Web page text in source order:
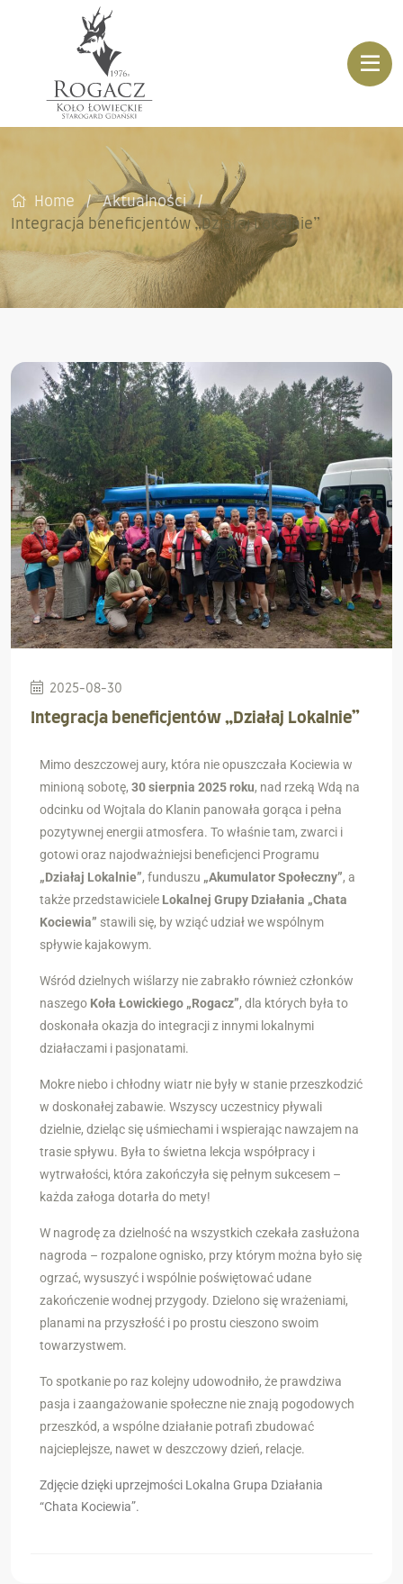
Home
Aktualności
Integracja beneficjentów „Działaj Lokalnie”
2025-08-30
Integracja beneficjentów „Działaj Lokalnie”
Mimo deszczowej aury, która nie opuszczała Kociewia w
minioną sobotę, 30 sierpnia 2025 roku, nad rzeką Wdą na
odcinku od Wojtala do Klanin panowała gorąca i pełna
pozytywnej energii atmosfera. To właśnie tam, zwarci i
gotowi oraz najodważniejsi beneficjenci Programu
„Działaj Lokalnie”, funduszu „Akumulator Społeczny”, a
także przedstawiciele Lokalnej Grupy Działania „Chata
Kociewia” stawili się, by wziąć udział we wspólnym
spływie kajakowym.
Wśród dzielnych wiślarzy nie zabrakło również członków
naszego Koła Łowickiego „Rogacz”, dla których była to
doskonała okazja do integracji z innymi lokalnymi
działaczami i pasjonatami.
Mokre niebo i chłodny wiatr nie były w stanie przeszkodzić
w doskonałej zabawie. Wszyscy uczestnicy pływali
dzielnie, dzieląc się uśmiechami i wspierając nawzajem na
trasie spływu. Była to świetna lekcja współpracy i
wytrwałości, która zakończyła się pełnym sukcesem –
każda załoga dotarła do mety!
W nagrodę za dzielność na wszystkich czekała zasłużona
nagroda – rozpalone ognisko, przy którym można było się
ogrzać, wysuszyć i wspólnie poświętować udane
zakończenie wodnej przygody. Dzielono się wrażeniami,
planami na przyszłość i po prostu cieszono swoim
towarzystwem.
To spotkanie po raz kolejny udowodniło, że prawdziwa
pasja i zaangażowanie społeczne nie znają pogodowych
przeszkód, a wspólne działanie potrafi zbudować
najcieplejsze, nawet w deszczowy dzień, relacje.
Zdjęcie dzięki uprzejmości Lokalna Grupa Działania
“Chata Kociewia”.